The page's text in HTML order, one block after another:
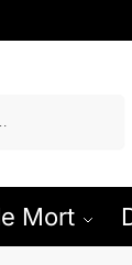
Mort